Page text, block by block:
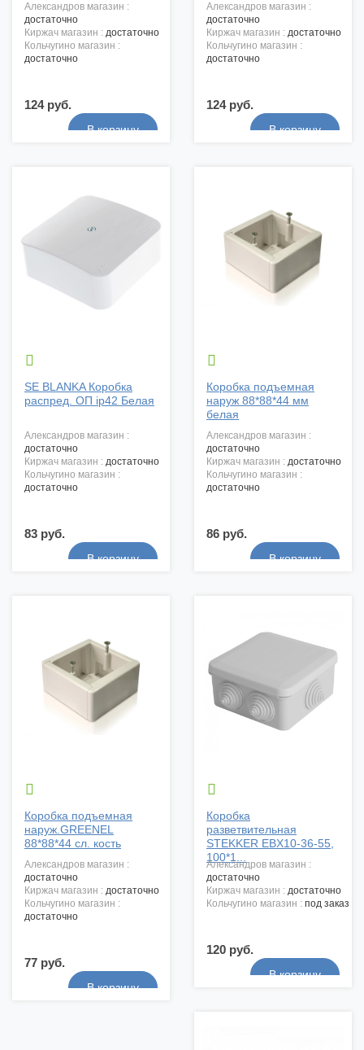
александров магазин :
достаточно
киржач магазин : достаточно
кольчугино магазин :
достаточно
124 руб.
александров магазин :
достаточно
киржач магазин : достаточно
кольчугино магазин :
достаточно
124 руб.

SE BLANKA Коробка
распред. ОП ip42 Белая
александров магазин :
достаточно
киржач магазин : достаточно
кольчугино магазин :
достаточно
83 руб.

Коробка подъемная
наруж 88*88*44 мм
белая
александров магазин :
достаточно
киржач магазин : достаточно
кольчугино магазин :
достаточно
86 руб.

Коробка подъемная
наруж.GREENEL
88*88*44 сл. кость
александров магазин :
достаточно
киржач магазин : достаточно
кольчугино магазин :
достаточно
77 руб.

Коробка
разветвительная
STEKKER EBX10-36-55,
100*1...
александров магазин :
достаточно
киржач магазин : достаточно
кольчугино магазин : под заказ
120 руб.